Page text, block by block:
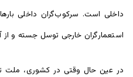
داخلی است. سرکوب‌گران داخلی
استعمارگران خارجی توسل جسته و از
در عین حال وقتی در کشوری، ملت